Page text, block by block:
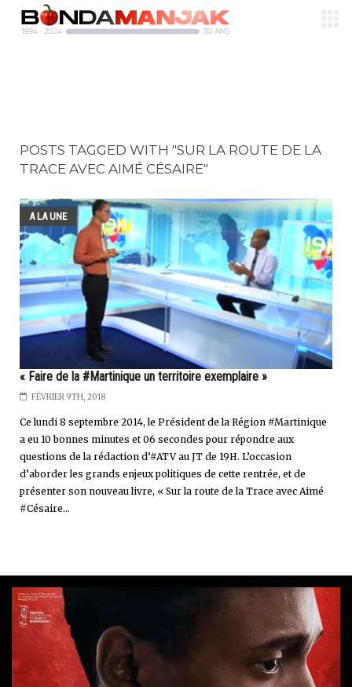
POSTS TAGGED WITH "SUR LA ROUTE DE LA
TRACE AVEC AIMÉ CÉSAIRE"
A LA UNE
« Faire de la #Martinique un territoire exemplaire »
FÉVRIER 9TH, 2018
Ce lundi 8 septembre 2014, le Président de la Région #Martinique
a eu 10 bonnes minutes et 06 secondes pour répondre aux
questions de la rédaction d’#ATV au JT de 19H. L’occasion
d’aborder les grands enjeux politiques de cette rentrée, et de
présenter son nouveau livre, « Sur la route de la Trace avec Aimé
#Césaire...